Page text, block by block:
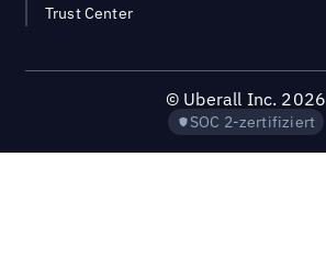
Trust Center
© Uberall Inc. 2026
SOC 2-zertifiziert